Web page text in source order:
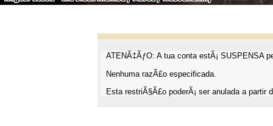
ATENÃ‡ÃƒO: A tua conta estÃ¡ SUSPENSA
Nenhuma razÃ£o especificada.
Esta restriÃ§Ã£o poderÃ¡ ser anulada a partir